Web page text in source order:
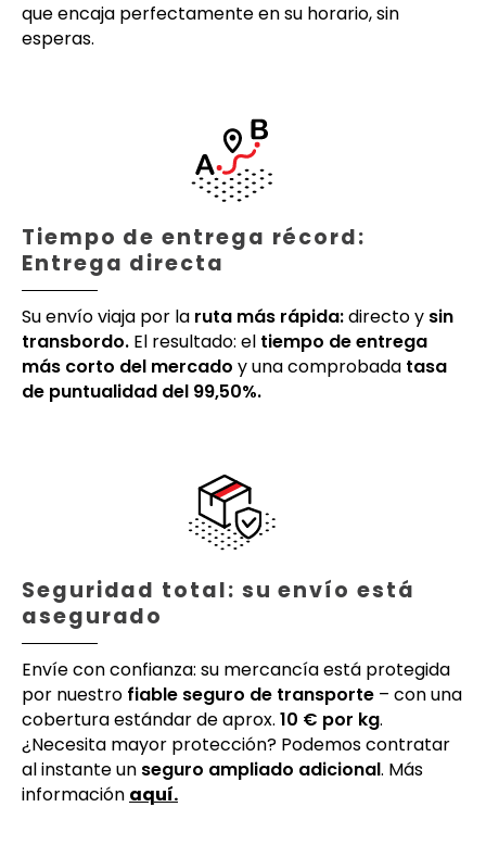
que encaja perfectamente en su horario, sin
esperas.
Tiempo de entrega récord:
Entrega directa
Su envío viaja por la ruta más rápida:directo y sin
transbordo. El resultado: el tiempo de entrega
más corto del mercado y una comprobada tasa
de puntualidad del 99,50%.
Seguridad total: su envío está
asegurado
Envíe con confianza: su mercancía está protegida
por nuestro fiable seguro de transporte – con una
cobertura estándar de aprox. 10 € por kg.
¿Necesita mayor protección? Podemos contratar
al instante un seguro ampliado adicional. Más
información aquí.